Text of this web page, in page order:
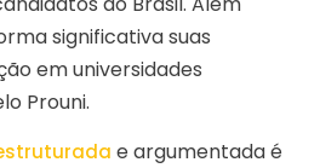
significativa suas
em universidades
Prouni.
e argumentada é